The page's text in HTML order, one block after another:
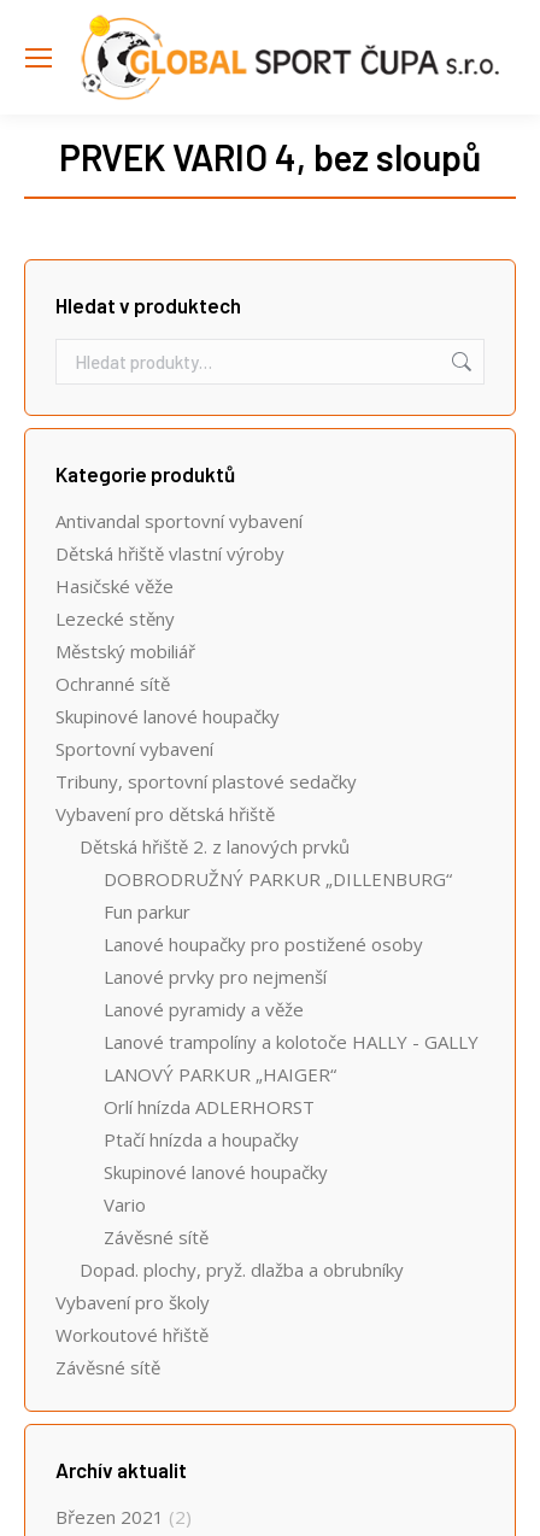
PRVEK VARIO 4, bez sloupů
Hledat v produktech
Kategorie produktů
Antivandal sportovní vybavení
Dětská hřiště vlastní výroby
Hasičské věže
Lezecké stěny
Městský mobiliář
Ochranné sítě
Skupinové lanové houpačky
Sportovní vybavení
Tribuny, sportovní plastové sedačky
Vybavení pro dětská hřiště
Dětská hřiště 2. z lanových prvků
DOBRODRUŽNÝ PARKUR „DILLENBURG“
Fun parkur
Lanové houpačky pro postižené osoby
Lanové prvky pro nejmenší
Lanové pyramidy a věže
Lanové trampolíny a kolotoče HALLY - GALLY
LANOVÝ PARKUR „HAIGER“
Orlí hnízda ADLERHORST
Ptačí hnízda a houpačky
Skupinové lanové houpačky
Vario
Závěsné sítě
Dopad. plochy, pryž. dlažba a obrubníky
Vybavení pro školy
Workoutové hřiště
Závěsné sítě
Archív aktualit
Březen 2021 (2)